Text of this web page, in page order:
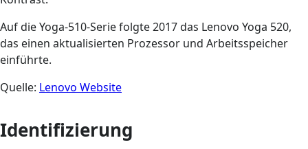
Auf die Yoga-510-Serie folgte 2017 das Lenovo Yoga 520,
das einen aktualisierten Prozessor und Arbeitsspeicher
einführte.
Quelle: Lenovo Website
Identifizierung